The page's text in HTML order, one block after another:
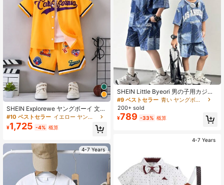
SHEIN Explorewe ヤングボーイ 文字
グラフィック ストライプトリム ベー
スボールカラー シャツ & ショートパ
ンツ Tシャツなし
#10 ベストセラー イエロー ヤングボーイズセット
¥1,725 -4% 概算
4-7 Years
SHEIN Little Byeori 男の子用カジュ
アル韓国風ルーズレターブルー柄ク
ルーネック半袖Tシャツ&ショーツ2
点セット、通勤、学校、日常カジュ
アル外出、スポーツ、春夏の着用に
#9 ベストセラー
青い ヤングボーイズセット
200+ sold
¥789 -33% 概算
4-7 Years